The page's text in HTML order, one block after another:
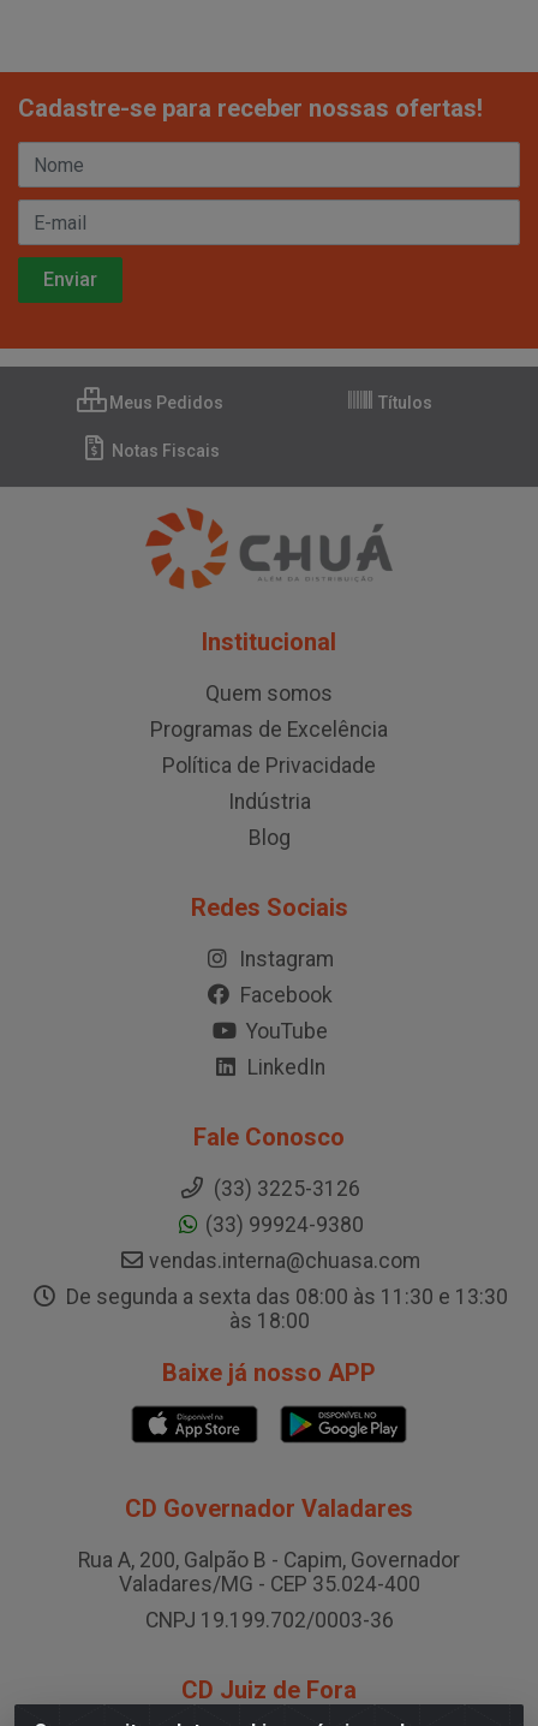
Cadastre-se para receber nossas ofertas!
Meus Pedidos Títulos
Notas Fiscais
Institucional
Quem somos
Programas de Excelência
Política de Privacidade
Indústria
Blog
Redes Sociais
Instagram
Facebook
YouTube
LinkedIn
Fale Conosco
(33) 3225-3126
(33) 99924-9380
vendas.interna@chuasa.com
De segunda a sexta das 08:00 às 11:30 e 13:30
às 18:00
Baixe já nosso APP
CD Governador Valadares
Rua A, 200, Galpão B - Capim, Governador
Valadares/MG - CEP 35.024-400
CNPJ 19.199.702/0003-36
CD Juiz de Fora